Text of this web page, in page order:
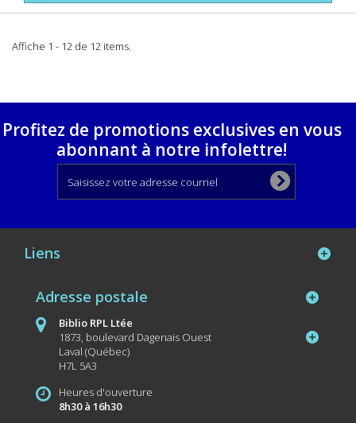
Affiche 1 - 12 de 12 items.
Profitez de promotions exclusives en vous
abonnant à notre infolettre!
Liens
Adresse postale
Biblio RPL Ltée
1873, boulevard Dagenais Ouest
Laval (Québec)
H7L 5A3
Heures d'ouverture
8h30 à 16h30